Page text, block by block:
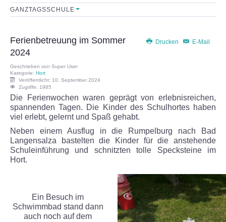
Sekretariat
Lehrerkollegium
Schulkonferenz
FÖRDERVEREIN
Initiative
Satzung
FORMULARE
GANZTAGSSCHULE
Drucken E-Mail
Ferienbetreuung im Sommer
2024
Geschrieben von Super User
Kategorie: Hort
Veröffentlicht: 10. September 2024
Zugriffe: 1985
Die Ferienwochen waren geprägt von erlebnisreichen,
spannenden Tagen. Die Kinder des Schulhortes haben
viel erlebt, gelernt und Spaß gehabt.
Neben einem Ausflug in die Rumpelburg nach Bad
Langensalza bastelten die Kinder für die anstehende
Schuleinführung und schnitzten tolle Specksteine im
Hort.
Ein Besuch im
Schwimmbad stand dann
auch noch auf dem